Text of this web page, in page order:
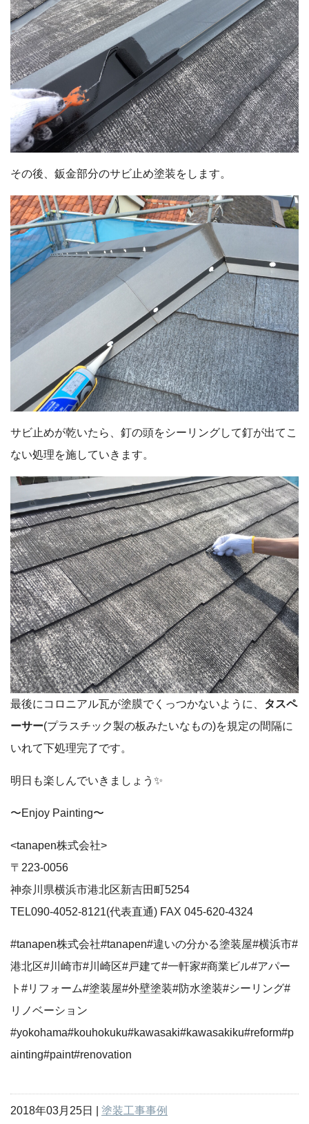
その後、鈑金部分のサビ止め塗装をします。
サビ止めが乾いたら、釘の頭をシーリングして釘が出てこ
ない処理を施していきます。
最後にコロニアル瓦が塗膜でくっつかないように、 タスペ
ーサー(プラスチック製の板みたいなもの)を規定の間隔に
いれて下処理完了です。
明日も楽しんでいきましょう✨
〜Enjoy Painting〜
<tanapen株式会社>
〒223-0056
神奈川県横浜市港北区新吉田町5254
TEL090-4052-8121(代表直通) FAX 045-620-4324
#tanapen株式会社#tanapen#違いの分かる塗装屋#横浜市#
港北区#川崎市#川崎区#戸建て#一軒家#商業ビル#アパー
ト#リフォーム#塗装屋#外壁塗装#防水塗装#シーリング#
リノベーション
#yokohama#kouhokuku#kawasaki#kawasakiku#reform#p
ainting#paint#renovation
2018年03月25日 | 塗装工事事例